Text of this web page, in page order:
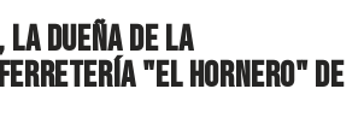
dueña de la
"El Hornero" de